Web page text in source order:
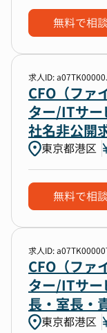
無料で相
求人ID:
CFO（ファ
ター/ITサー
社名非公開
東京都港区
無料で相
求人ID:
CFO（ファ
ター/ITサー
長・室長・
東京都港区